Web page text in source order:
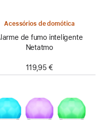
Acessórios de domótica
de fumo inteligente
Netatmo
119,95 €